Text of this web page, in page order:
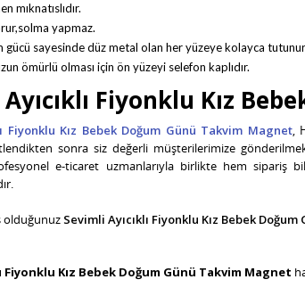
mıknatıslıdır.
yapmaz.
gücü sayesinde düz metal olan her yüzeye kolayca
ömürlü olması için ön yüzeyi selefon kaplıdır.
Fiyonklu Kız
Fiyonklu Kız Bebek Doğum Günü Takvim Magnet,
sonra siz değerli müşterilerimize
e-ticaret uzmanlarıyla birlikte hem sipariş
olduğunuz Sevimli Ayıcıklı Fiyonklu Kız Bebek
Fiyonklu Kız Bebek Doğum Günü Takvim Magnet